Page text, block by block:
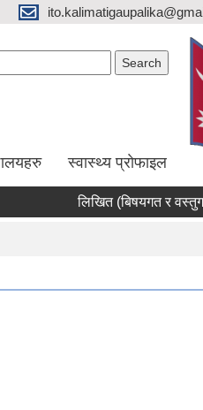
स्वास्थ्य प्राेफाइल
लिखित (बिषयगत र